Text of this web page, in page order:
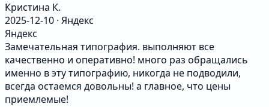
Кристина К.
2025-12-10 · Яндекс
Яндекс
Замечательная типография. выполняют все
качественно и оперативно! много раз обращались
именно в эту типографию, никогда не подводили,
всегда остаемся довольны! а главное, что цены
приемлемые!